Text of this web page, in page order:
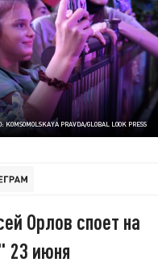
KOMSOMOLSKAYA PRAVDA/GLOBAL LOOK PRESS
Орлов споет на
23 июня